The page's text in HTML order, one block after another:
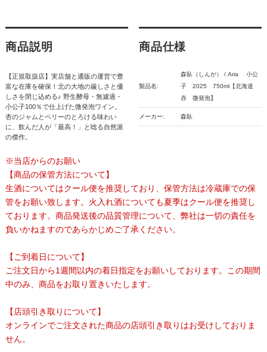
商品説明
【正規取扱店】実店舗と通販の運営で豊
富な在庫を確保！北の大地の厳しさと優
しさを閉じ込める♪ 野生酵母・無濾過・
小公子100％で仕上げた微発泡ワイン。
杏のジャムとベリーのとろける味わい
に、飲んだ人が「最高！」と唸る自然派
の傑作。
商品仕様
製品名:
森臥（しんが） / Aria 小公
子 2025 750ml【北海道
赤 微発泡】
メーカー: 森臥
※当店からのお願い
【商品の保管方法について】
生酒についてはクール便を推奨しており、保管方法は冷蔵庫での保
管をお願い致します。火入れ酒についても夏季はクール便を推奨し
ております。商品発送後の品質管理について、弊社は一切の責任を
負いかねますのであらかじめご了承ください。
【ご到着日について】
ご注文日から1週間以内の着日指定をお願いしております。この期間
中のみ、商品をお取り置きいたします。
【店頭引き取りについて】
オンラインでご注文された商品の店頭引き取りはお受けしておりま
せん。